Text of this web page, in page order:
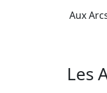
Aux
Les